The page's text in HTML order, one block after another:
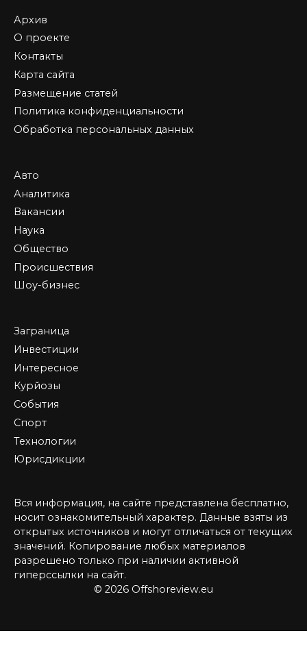
Архив
О проекте
Контакты
Карта сайта
Размещение статей
Политика конфиденциальности
Обработка персональных данных
Авто
Аналитика
Вакансии
Наука
Общество
Происшествия
Шоу-бизнес
Заграница
Инвестиции
Интересное
Курйозы
События
Спорт
Технологии
Юрисдикции
Вся информация, на сайте представлена бесплатно,
носит ознакомительный характер. Данные взяты из
открытых источников и могут отличаться от текущих
значений. Копирование любых материалов
разрешено только при наличии активной
гиперссылки на сайт.
© 2026 Offshoreview.eu